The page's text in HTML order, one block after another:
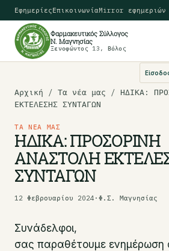
ΕφημερίεςΕπικοινωνίαMirror εφημεριών
Φαρμακευτικός Σύλλογος
Ν. Μαγνησίας
Ξενοφώντος 13, Βόλος
Αρχική / Τα νέα μας / ΗΔΙΚΑ:
ΕΚΤΕΛΕΣΗΣ ΣΥΝΤΑΓΩΝ
ΤΑ ΝΈΑ ΜΑΣ
ΗΔΙΚΑ: ΠΡΟΣΟΡΙΝΗ
ΑΝΑΣΤΟΛΗ
ΣΥΝΤΑΓΩΝ
12 Φεβρουαρίου 2024 · Φ.Σ. Μαγνησίας
Συνάδελφοι,
σας παραθέτουμε ενημέρωση